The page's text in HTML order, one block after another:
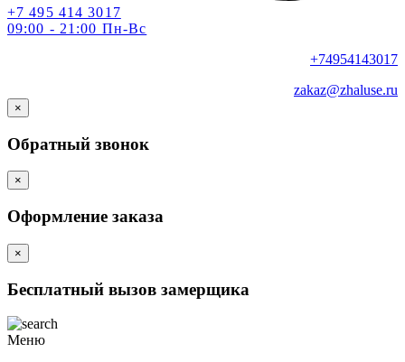
+7 495 414 3017
09:00 - 21:00 Пн-Вс
+74954143017
zakaz@zhaluse.ru
×
Обратный звонок
×
Оформление заказа
×
Бесплатный вызов замерщика
Меню